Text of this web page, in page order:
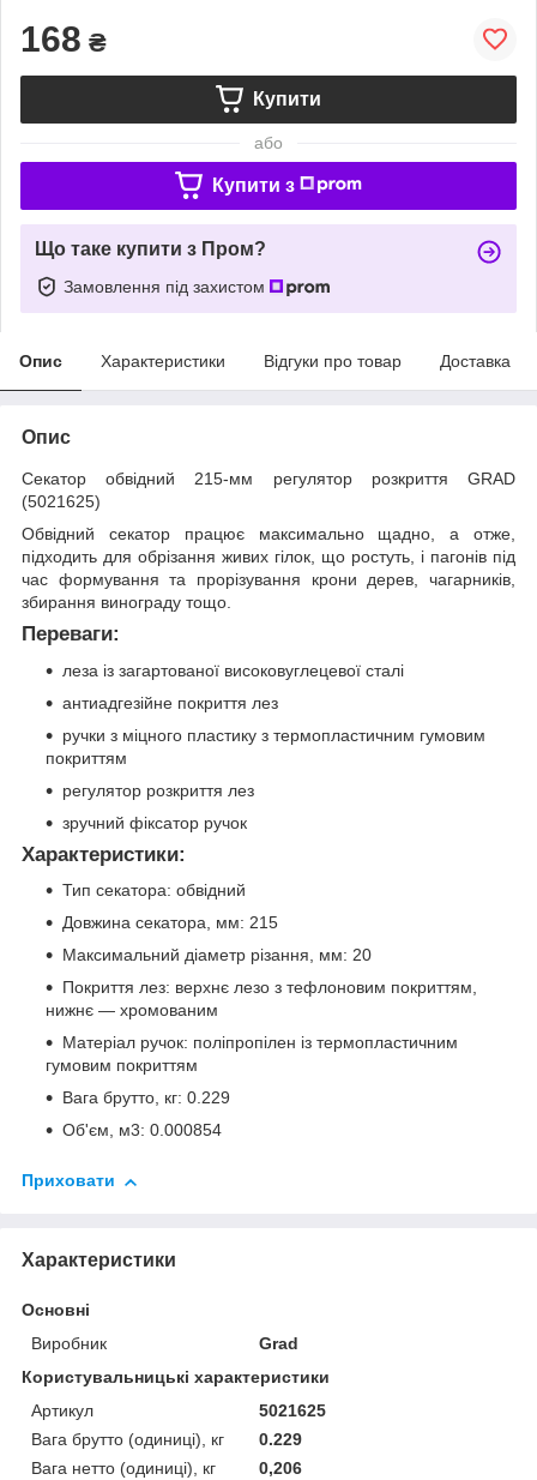
168 ₴
Купити
або
Купити з
Що таке купити з Пром?
Замовлення під захистом
Опис Характеристики Відгуки про товар Доставка
Опис
Секатор обвідний 215-мм регулятор розкриття GRAD
(5021625)
Обвідний секатор працює максимально щадно, а отже,
підходить для обрізання живих гілок, що ростуть, і пагонів під
час формування та прорізування крони дерев, чагарників,
збирання винограду тощо.
Переваги:
леза із загартованої високовуглецевої сталі
антиадгезійне покриття лез
ручки з міцного пластику з термопластичним гумовим
покриттям
регулятор розкриття лез
зручний фіксатор ручок
Характеристики:
Тип секатора: обвідний
Довжина секатора, мм: 215
Максимальний діаметр різання, мм: 20
Покриття лез: верхнє лезо з тефлоновим покриттям,
нижнє — хромованим
Матеріал ручок: поліпропілен із термопластичним
гумовим покриттям
Вага брутто, кг: 0.229
Об'єм, м3: 0.000854
Приховати
Характеристики
Основні
Виробник
Grad
Користувальницькі характеристики
Артикул
5021625
Вага брутто (одиниці), кг
0.229
Вага нетто (одиниці), кг
0,206